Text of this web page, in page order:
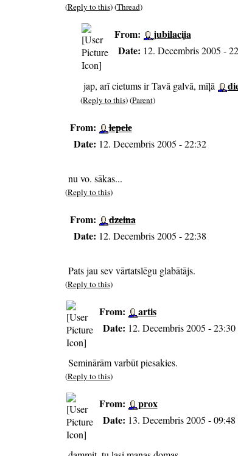
(Reply to this) (Thread)
From:
jubilacija
Date: 12. Decembris 2005 -
jap, arī cietums ir Tavā galvā, mīļā
(Reply to this) (Parent)
From:
lepele
Date: 12. Decembris 2005 - 22:32
nu vo. sākas...
(Reply to this)
From:
dzeina
Date: 12. Decembris 2005 - 22:38
Pats jau sev vārtatslēgu glabātājs.
(Reply to this)
From:
artis
Date: 12. Decembris 2005 - 23:30
Seminārām varbūt piesakies.
(Reply to this)
From:
prox
Date: 13. Decembris 2005 - 09:48